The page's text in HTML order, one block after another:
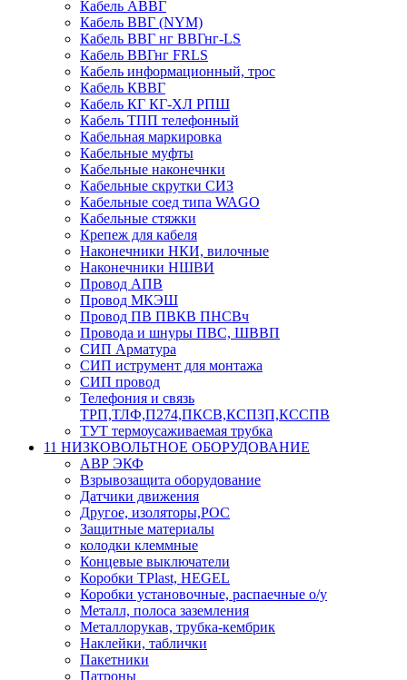
Кабель АВВГ
Кабель ВВГ (NYM)
Кабель ВВГ нг ВВГнг-LS
Кабель ВВГнг FRLS
Кабель информационный, трос
Кабель КВВГ
Кабель КГ КГ-ХЛ РПШ
Кабель ТПП телефонный
Кабельная маркировка
Кабельные муфты
Кабельные наконечнки
Кабельные скрутки СИЗ
Кабельные соед типа WAGO
Кабельные стяжки
Крепеж для кабеля
Наконечники НКИ, вилочные
Наконечники НШВИ
Провод АПВ
Провод МКЭШ
Провод ПВ ПВКВ ПНСВч
Провода и шнуры ПВС, ШВВП
СИП Арматура
СИП иструмент для монтажа
СИП провод
Телефония и связь
ТРП,ТЛФ,П274,ПКСВ,КСПЗП,КССПВ
ТУТ термоусаживаемая трубка
11 НИЗКОВОЛЬТНОЕ ОБОРУДОВАНИЕ
АВР ЭКФ
Взрывозащита оборудование
Датчики движения
Другое, изоляторы,РОС
Защитные материалы
колодки клеммные
Концевые выключатели
Коробки TPlast, HEGEL
Коробки установочные, распаечные о/у
Металл, полоса заземления
Металлорукав, трубка-кембрик
Наклейки, таблички
Пакетники
Патроны